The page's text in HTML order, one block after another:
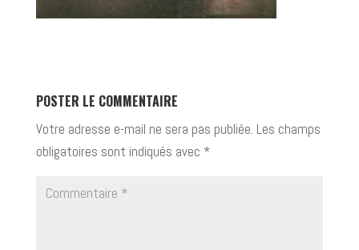
POSTER LE COMMENTAIRE
Votre adresse e-mail ne sera pas publiée. Les champs
obligatoires sont indiqués avec *